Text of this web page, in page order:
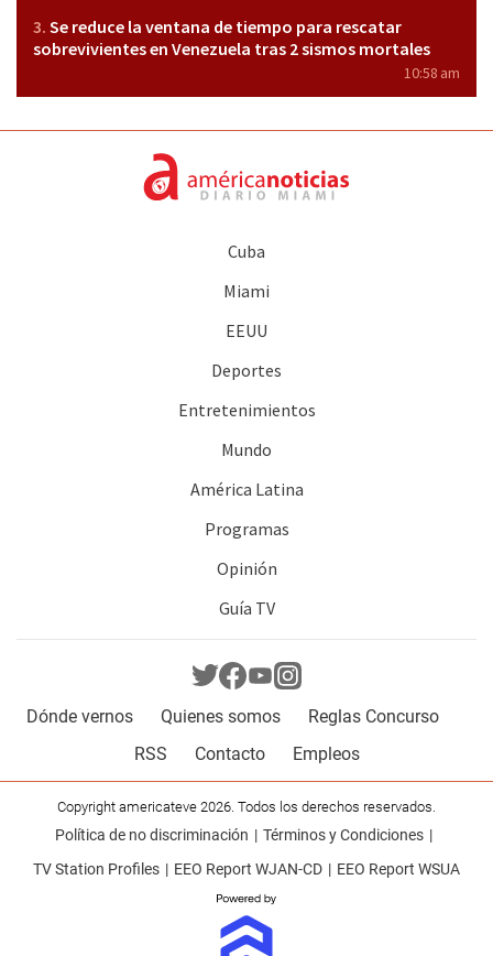
Se reduce la ventana de tiempo para rescatar
sobrevivientes en Venezuela tras 2 sismos mortales
10:58 am
Cuba
Miami
EEUU
Deportes
Entretenimientos
Mundo
América Latina
Programas
Opinión
Guía TV
Dónde vernos Quienes somos
Reglas Concurso
RSS
Contacto Empleos
Copyright americateve 2026. Todos los derechos reservados.
Política de no discriminación
Términos y Condiciones
TV Station Profiles
EEO Report WJAN-CD EEO Report WSUA